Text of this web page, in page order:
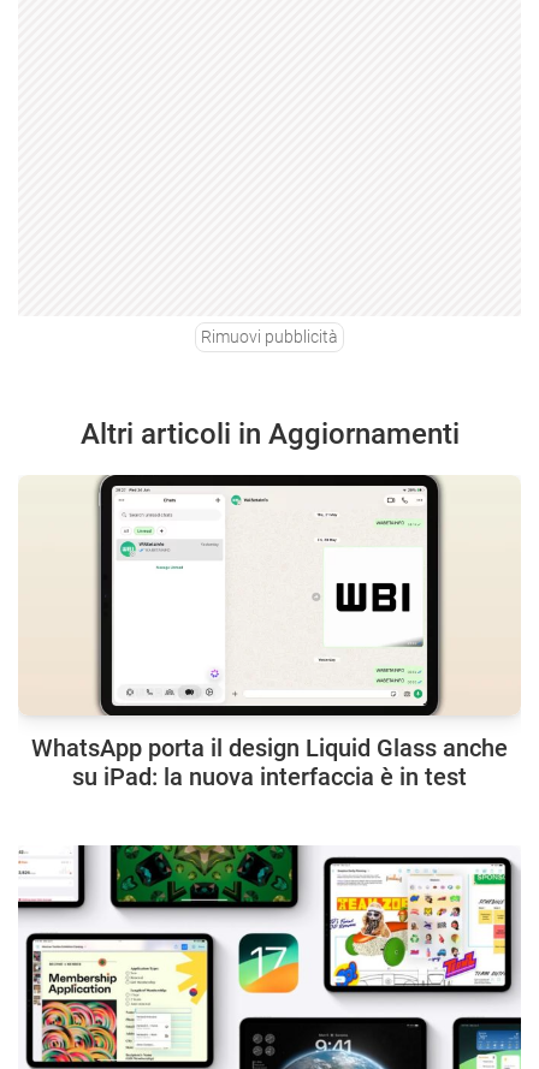
Rimuovi pubblicità
Altri articoli in Aggiornamenti
WhatsApp porta il design Liquid Glass anche
su iPad: la nuova interfaccia è in test